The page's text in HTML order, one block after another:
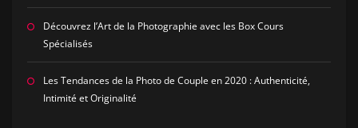
Découvrez l’Art de la Photographie avec les Box Cours
Spécialisés
Les Tendances de la Photo de Couple en 2020 : Authenticité,
Intimité et Originalité